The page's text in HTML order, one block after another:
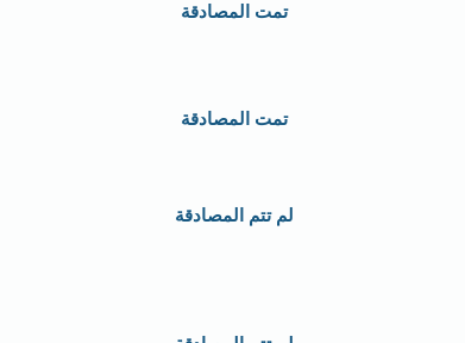
تمت المصادقة
تمت المصادقة
لم تتم المصادقة